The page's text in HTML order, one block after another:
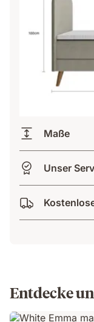
Maße
Unser
Entdecke